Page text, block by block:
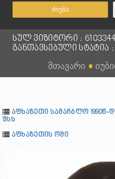
ძიება
სულ ვიზიტორი :
განთავსებული სტატია :
მთავარი ●
აფხაზეთი სამაჩბლო
შსს
აფხაზეთის ომი